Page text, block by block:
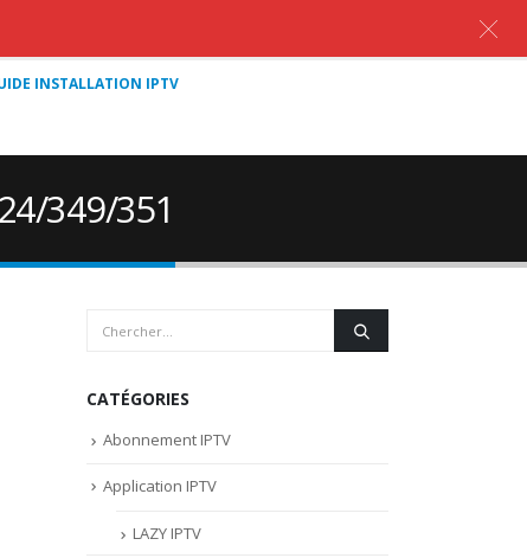
INSTALLATION IPTV
349/351
CATÉGORIES
Abonnement IPTV
Application IPTV
LAZY IPTV